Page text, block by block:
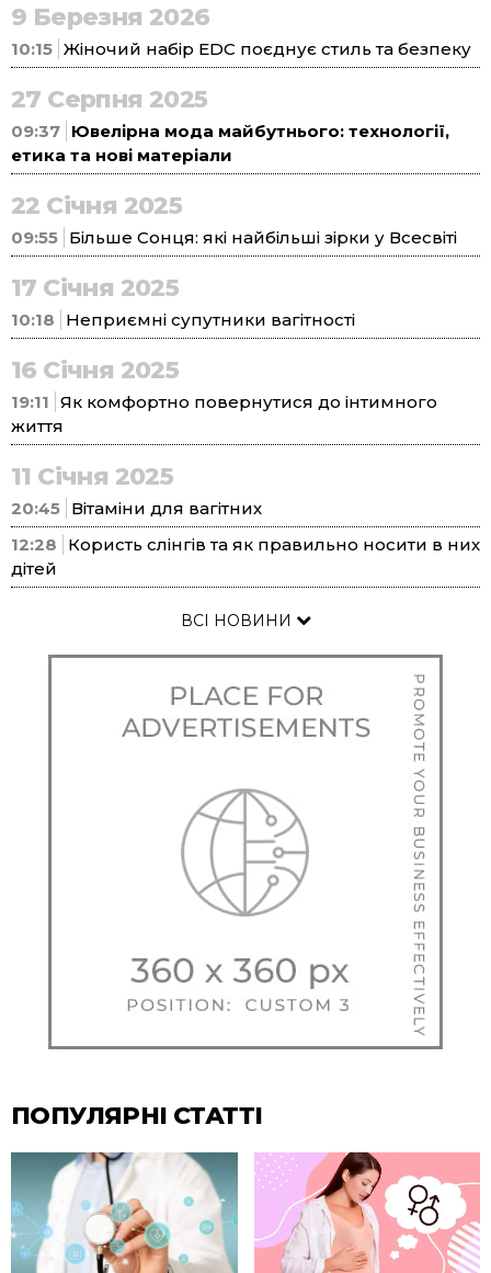
9 Березня 2026
10:15 Жіночий набір EDC поєднує стиль та безпеку
27 Серпня 2025
09:37 Ювелірна мода майбутнього: технології,
етика та нові матеріали
22 Січня 2025
09:55 Більше Сонця: які найбільші зірки у Всесвіті
17 Січня 2025
10:18 Неприємні супутники вагітності
16 Січня 2025
19:11 Як комфортно повернутися до інтимного
життя
11 Січня 2025
20:45 Вітаміни для вагітних
12:28
Користь слінгів та як правильно носити в них
дітей
ВСІ НОВИНИ
ПОПУЛЯРНІ СТАТТІ